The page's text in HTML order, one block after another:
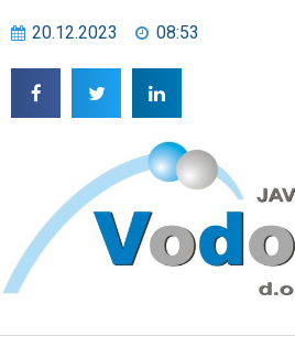
20.12.2023 08:53